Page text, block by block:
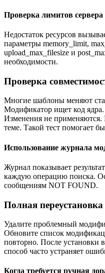
Проверка лимитов сервера
Недостаток ресурсов
параметры memory_limit,
upload_max_filesize и
необходимости.
Проверка
Многие шаблоны меняют
Модификатор ищет код ядра.
Изменения не применяются.
теме. Такой тест помогает
Использование журнала
Журнал показывает
каждую операцию поиска.
сообщениям NOT FOUND.
Полная
Удалите проблемный
Обновите список
повторно. После установки
способ часто устраняет
Когда требуется ручная